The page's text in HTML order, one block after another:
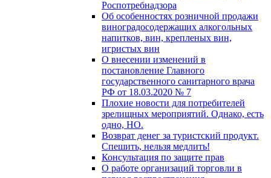
Роспотребнадзора
Об особенностях розничной продажи
виноградосодержащих алкогольных
напитков, вин, крепленых вин,
игристых вин
О внесении изменений в
постановление Главного
государственного санитарного врача
РФ от 18.03.2020 № 7
Плохие новости для потребителей
зрелищных мероприятий. Однако, есть
одно, НО.
Возврат денег за туристский продукт.
Спешить, нельзя медлить!
Консультация по защите прав
О работе организаций торговли в